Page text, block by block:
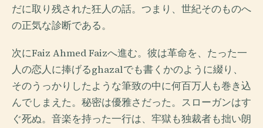
だに取り残された狂人の話。つまり、世紀そのものへ
の正気な診断である。
次にFaiz Ahmed Faizへ進む。彼は革命を、たった一
人の恋人に捧げるghazalでも書くかのように綴り、
そのうっかりしたような筆致の中に何百万人も巻き込
んでしまえた。秘密は優雅さだった。スローガンはす
ぐ死ぬ。音楽を持った一行は、牢獄も独裁者も拙い朗